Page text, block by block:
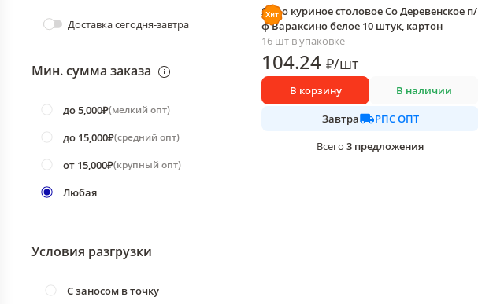
Доставка сегодня-завтра
Мин. сумма заказа
до 5,000₽(мелкий опт)
до 15,000₽(средний опт)
от 15,000₽(крупный опт)
Любая
Условия разгрузки
С заносом в точку
Яйцо куриное столовое Со Деревенское п/
ф Вараксино белое 10 штук, картон
16 шт в упаковке
104.24 ₽/шт
В корзину В наличии
Завтра
РПС ОПТ
Всего 3 предложения